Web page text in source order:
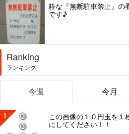
粋な『無断駐車禁止』の
です♪
Ranking
ランキング
今週 今月
1
この画像の１０円玉を１
にしてください！！